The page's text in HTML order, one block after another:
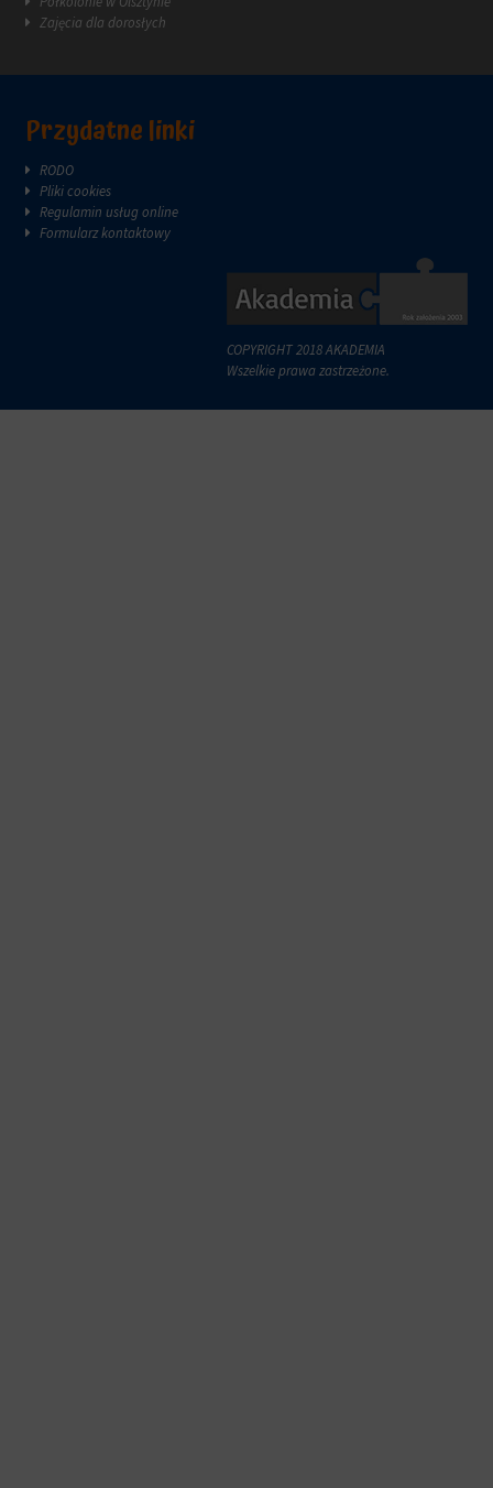
Zajęcia dla dorosłych
Przydatne linki
RODO
Pliki cookies
Regulamin usług online
Formularz kontaktowy
COPYRIGHT 2018 AKADEMIA
Wszelkie prawa zastrzeżone.